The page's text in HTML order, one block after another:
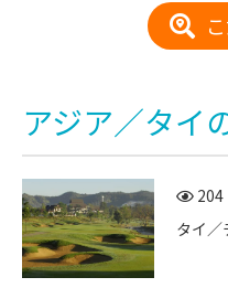
アジア／タイ
204
タイ／